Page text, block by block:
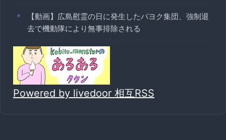
【動画】広島慰霊の日に発生したパヨク集団、強制退
去で機動隊により無事排除される
Powered by livedoor 相互RSS